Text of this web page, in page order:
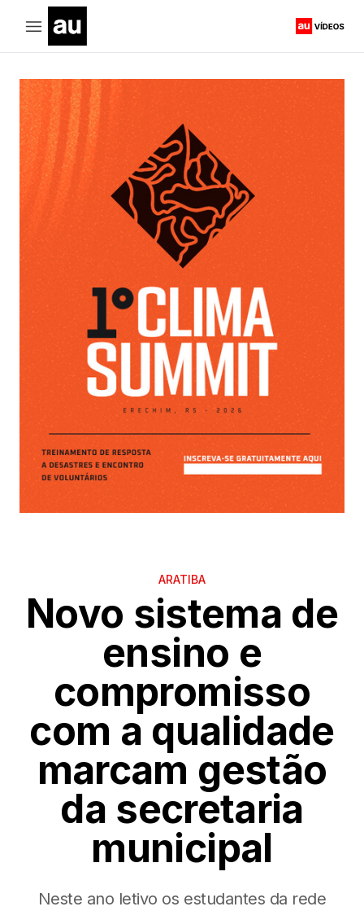
ARATIBA
Novo sistema de
ensino e
compromisso
com a qualidade
marcam gestão
da secretaria
municipal
Neste ano letivo os estudantes da rede